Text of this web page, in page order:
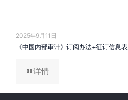
2025年9月11日
《中国内部审计》订阅办法+征订信息表
详情